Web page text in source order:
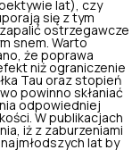
lat), czy
się z tym
ostrzegawcze
snem. Warto
że poprawa
niż ograniczenie
Tau oraz stopień
powinno skłaniać
odpowiedniej
W publikacjach
iż z zaburzeniami
lat by